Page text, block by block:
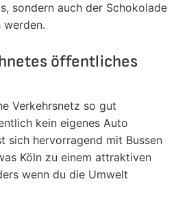
sondern auch der Schokolade
öffentliches
Verkehrsnetz so gut
kein eigenes Auto
sich hervorragend mit Bussen
Köln zu einem attraktiven
wenn du die Umwelt